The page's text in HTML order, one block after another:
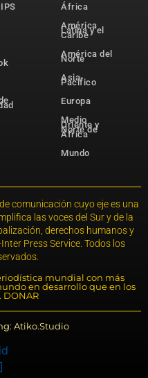
África
América
Latina y el
Caribe
América del
Norte
Asia-
Pacífico
Europa
Medio
Oriente y
Norte de
África
Mundo
comunicación cuyo eje es una
las voces del Sur y de la
derechos humanos y
Press Service. Todos los
mundial con más
en desarrollo que en los
DONAR
Atiko.Studio